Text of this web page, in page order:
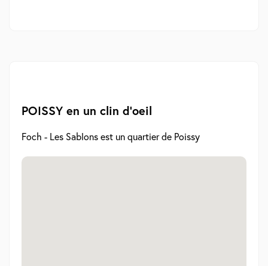
POISSY en un clin d'oeil
Foch - Les Sablons est un quartier de Poissy